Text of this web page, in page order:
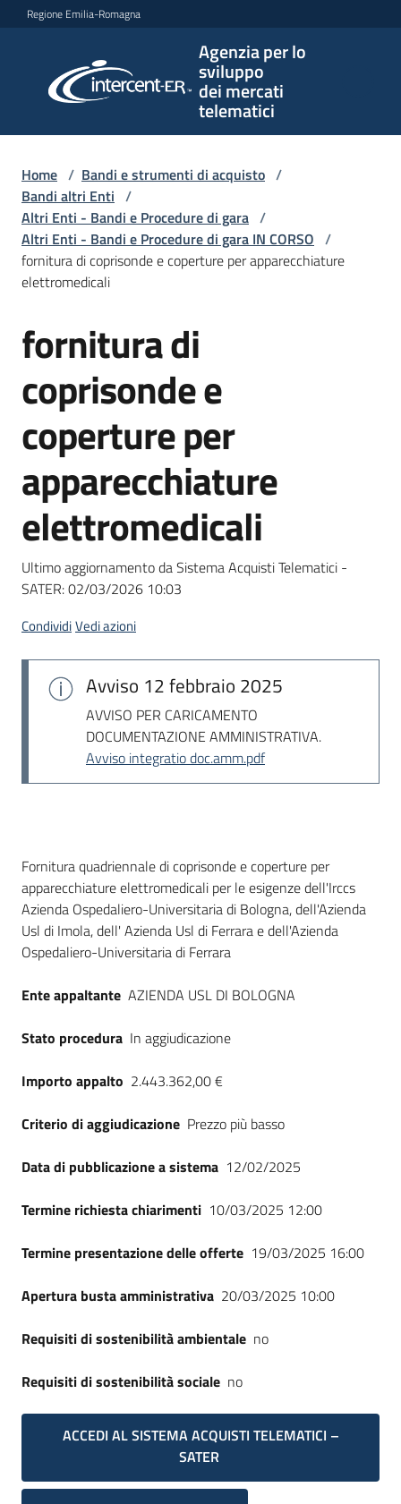
Vai al contenuto
Vai alla navigazione
Vai al footer
Regione Emilia-Romagna
Agenzia per lo
sviluppo
dei mercati
telematici
per lo
sviluppo
telematici
L'Agenzia
Bandi
e
di
acquisto
Supporto
telematiche
Home / Bandi e strumenti di acquisto /
Bandi altri Enti /
Altri Enti - Bandi e Procedure di gara /
Altri Enti - Bandi e Procedure di gara IN CORSO /
fornitura di coprisonde e coperture per apparecchiature
elettromedicali
Salta al contenuto
fornitura di
coprisonde e
coperture per
apparecchiature
elettromedicali
Ultimo aggiornamento da Sistema Acquisti Telematici -
SATER:02/03/2026 10:03
CondividiVedi azioni
Avviso 12 febbraio 2025
AVVISO PER CARICAMENTO
DOCUMENTAZIONE AMMINISTRATIVA.
Avviso integratio doc.amm.pdf
Dati del bando
Fornitura quadriennale di coprisonde e coperture per
apparecchiature elettromedicali per le esigenze dell'Irccs
Azienda Ospedaliero-Universitaria di Bologna, dell'Azienda
Usl di Imola, dell' Azienda Usl di Ferrara e dell'Azienda
Ospedaliero-Universitaria di Ferrara
Ente appaltante AZIENDA USL DI BOLOGNA
Stato procedura In aggiudicazione
Importo appalto 2.443.362,00 €
Criterio di aggiudicazione Prezzo più basso
Data di pubblicazione a sistema 12/02/2025
Termine richiesta chiarimenti 10/03/2025 12:00
Termine presentazione delle offerte 19/03/2025 16:00
Apertura busta amministrativa 20/03/2025 10:00
Requisiti di sostenibilità ambientale no
Requisiti di sostenibilità sociale no
ACCEDI AL SISTEMA ACQUISTI TELEMATICI –
SATER